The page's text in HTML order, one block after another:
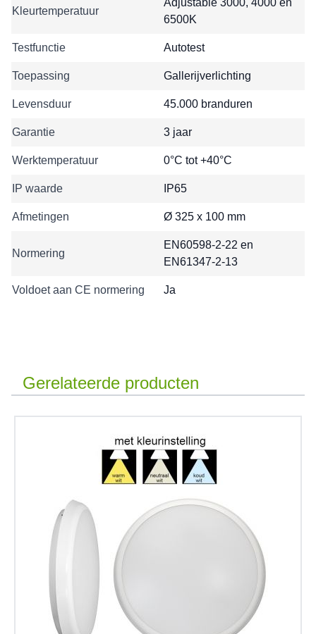
Kleurtemperatuur
Adjustable 3000, 4000 en
6500K
Testfunctie Autotest
Toepassing Gallerijverlichting
Levensduur 45.000 branduren
Garantie 3 jaar
Werktemperatuur 0°C tot +40°C
IP waarde IP65
Afmetingen Ø 325 x 100 mm
Normering
EN60598-2-22 en
EN61347-2-13
Voldoet aan CE normering Ja
Gerelateerde producten